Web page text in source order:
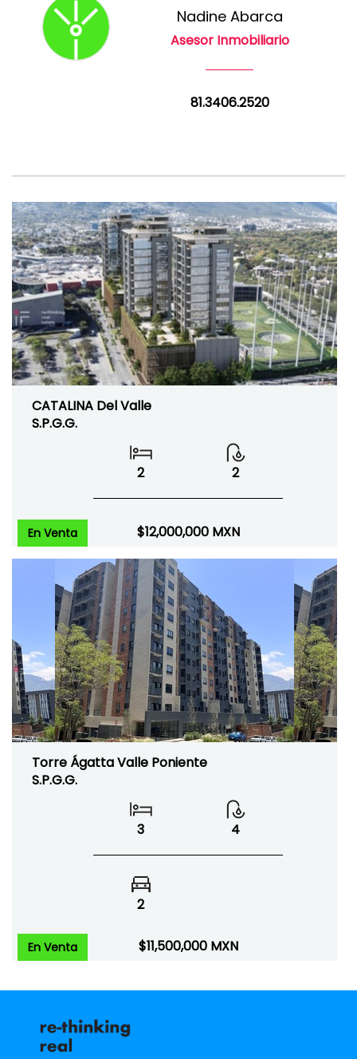
Nadine Abarca
Asesor Inmobiliario
81.3406.2520
CATALINA Del Valle
S.P.G.G.
2 2
En Venta $12,000,000 MXN
Torre Ágatta Valle Poniente
S.P.G.G.
3 4
2
En Venta $11,500,000 MXN